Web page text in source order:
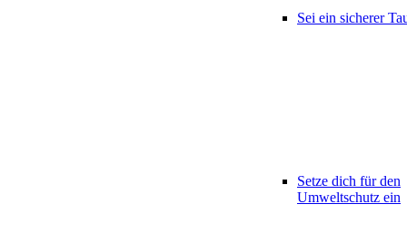
Sei ein sicherer
Setze dich für den
Umweltschutz ein